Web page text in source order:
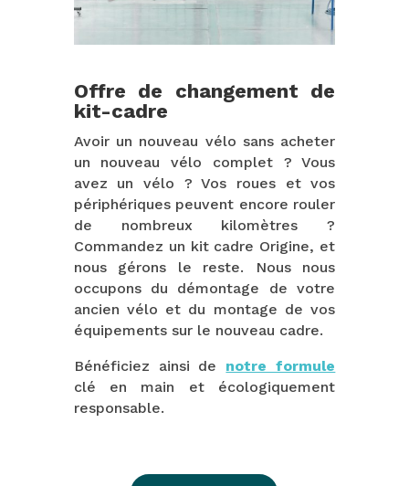
Offre de changement de
kit-cadre
Avoir un nouveau vélo sans acheter
un nouveau vélo complet ? Vous
avez un vélo ? Vos roues et vos
périphériques peuvent encore rouler
de nombreux kilomètres ?
Commandez un kit cadre Origine, et
nous gérons le reste. Nous nous
occupons du démontage de votre
ancien vélo et du montage de vos
équipements sur le nouveau cadre.
Bénéficiez ainsi de notre formule
clé en main et écologiquement
responsable.